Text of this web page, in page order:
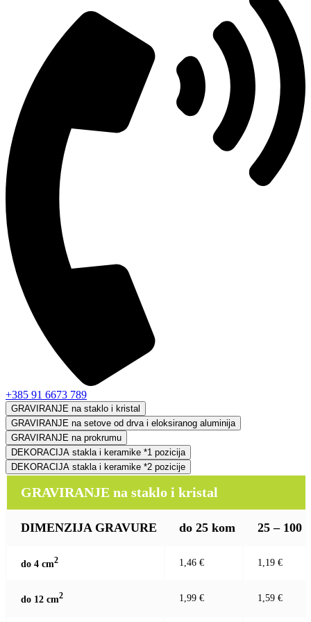
+385 91 6673 789
GRAVIRANJE na staklo i kristal
GRAVIRANJE na setove od drva i eloksiranog aluminija
GRAVIRANJE na prokrumu
DEKORACIJA stakla i keramike *1 pozicija
DEKORACIJA stakla i keramike *2 pozicije
GRAVIRANJE na staklo i kristal
DIMENZIJA GRAVURE do 25 kom 25 – 100
do 4 cm2 1,46 € 1,19 €
do 12 cm2 1,99 € 1,59 €